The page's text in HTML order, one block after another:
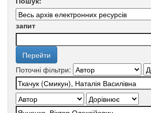
запит
Поточні фільтри: